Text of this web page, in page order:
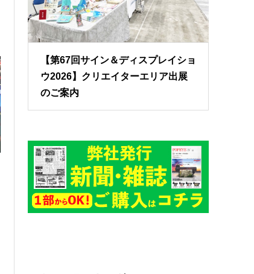
【第67回サイン＆ディスプレイショ
ウ2026】クリエイターエリア出展
のご案内